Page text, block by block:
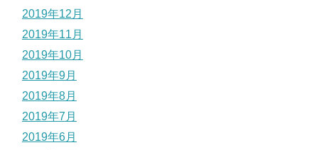
2019年12月
2019年11月
2019年10月
2019年9月
2019年8月
2019年7月
2019年6月